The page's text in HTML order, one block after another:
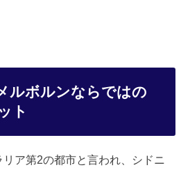
ルボルンならではの
ト
ア第2の都市と言われ、シドニ